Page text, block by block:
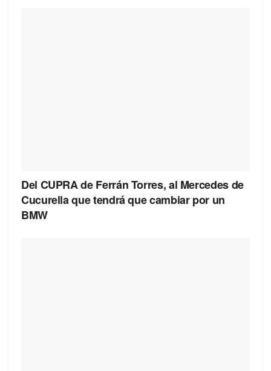
Del CUPRA de Ferrán Torres, al Mercedes de
Cucurella que tendrá que cambiar por un
BMW